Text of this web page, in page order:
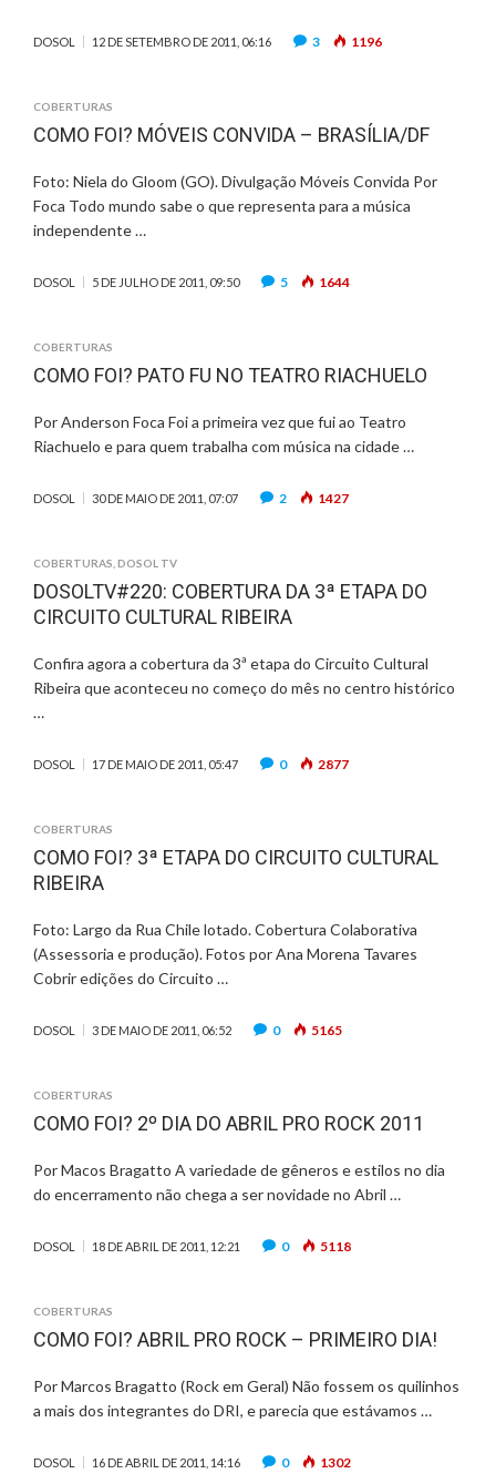
DOSOL 12 DE SETEMBRO DE 2011, 06:16 3 1196
COBERTURAS
COMO FOI? MÓVEIS CONVIDA – BRASÍLIA/DF
Foto: Niela do Gloom (GO). Divulgação Móveis Convida Por
Foca Todo mundo sabe o que representa para a música
independente …
DOSOL 5 DE JULHO DE 2011, 09:50 5 1644
COBERTURAS
COMO FOI? PATO FU NO TEATRO RIACHUELO
Por Anderson Foca Foi a primeira vez que fui ao Teatro
Riachuelo e para quem trabalha com música na cidade …
DOSOL 30 DE MAIO DE 2011, 07:07 2 1427
COBERTURAS DOSOL TV
DOSOLTV#220: COBERTURA DA 3ª ETAPA DO
CIRCUITO CULTURAL RIBEIRA
Confira agora a cobertura da 3ª etapa do Circuito Cultural
Ribeira que aconteceu no começo do mês no centro histórico
…
DOSOL 17 DE MAIO DE 2011, 05:47 0 2877
COBERTURAS
COMO FOI? 3ª ETAPA DO CIRCUITO CULTURAL
RIBEIRA
Foto: Largo da Rua Chile lotado. Cobertura Colaborativa
(Assessoria e produção). Fotos por Ana Morena Tavares
Cobrir edições do Circuito …
DOSOL 3 DE MAIO DE 2011, 06:52 0 5165
COBERTURAS
COMO FOI? 2º DIA DO ABRIL PRO ROCK 2011
Por Macos Bragatto A variedade de gêneros e estilos no dia
do encerramento não chega a ser novidade no Abril …
DOSOL 18 DE ABRIL DE 2011, 12:21 0 5118
COBERTURAS
COMO FOI? ABRIL PRO ROCK – PRIMEIRO DIA!
Por Marcos Bragatto (Rock em Geral) Não fossem os quilinhos
a mais dos integrantes do DRI, e parecia que estávamos …
DOSOL 16 DE ABRIL DE 2011, 14:16 0 1302